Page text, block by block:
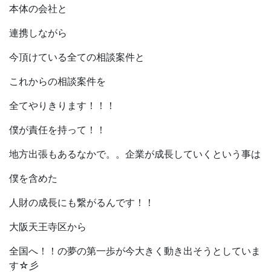
本体の会社と
連携しながら
今頂けている全ての相談案件と
これからの相談案件を
全てやりきります！！！
僕が責任を持って！！
地方出張もあるなかで。。企業が成長していくという事は
僕を含めた
人財の成長にも繋がるんです！！
大阪天王寺区から
全国へ！！の夢の第一歩が今大きく動き出そうとしていま
す☆彡